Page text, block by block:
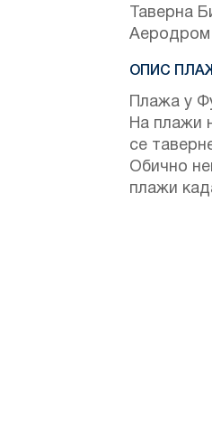
Таверна
Аеродром
ОПИС
Плажа у
На плажи
се
Обично
плажи